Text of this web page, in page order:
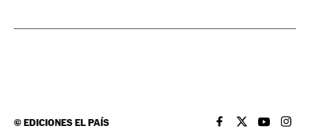
©EDICIONES EL PAÍS EL PAÍS BRASIL EN
EL PAÍSEL PAÍS
EL